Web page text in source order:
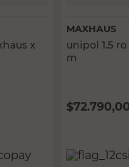
x
MAXHAUS
unipol 1.5
m
$72.790,00